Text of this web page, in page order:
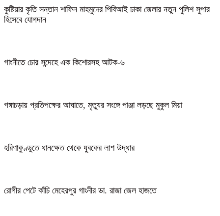
কুষ্টিয়ার কৃতি সন্তান শাফিন মাহমুদের পিবিআই ঢাকা জেলার নতুন পুলিশ সুপার
হিসেবে যোগদান
গাংনীতে চোর সন্দেহে এক কিশোরসহ আটক-৬
গঙ্গাচড়ায় প্রতিপক্ষের আঘাতে, মৃত্যুর সংঙ্গে পাঞ্জা লড়ছে মুকুল মিয়া
হরিণাকুণ্ডুতে ধানক্ষেত থেকে যুবকের লাশ উদ্ধার
রোগীর পেটে কাঁচি মেহেরপুর গাংনীর ডা. রাজা জেল হাজতে